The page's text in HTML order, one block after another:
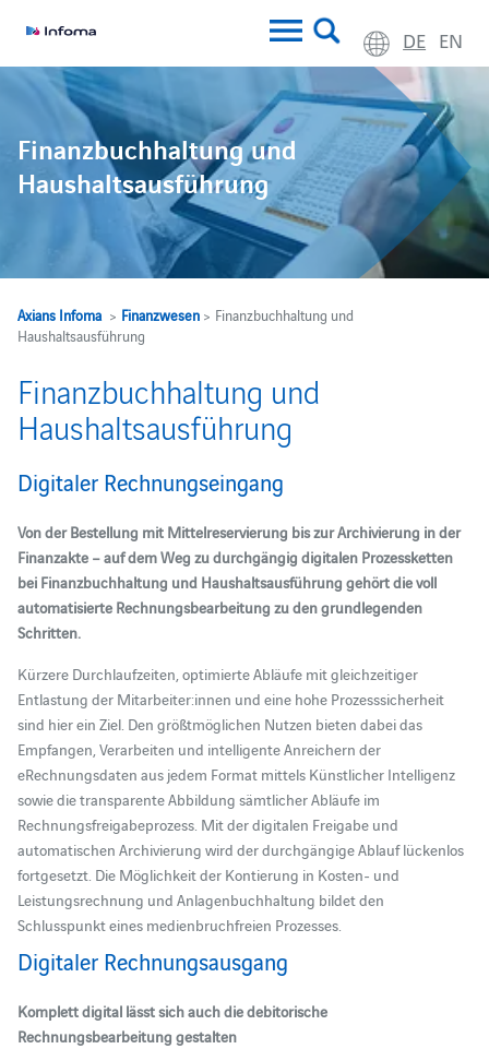
DE EN
Finanzbuchhaltung und
Haushaltsausführung
Axians Infoma> Finanzwesen> Finanzbuchhaltung und
Haushaltsausführung
Finanzbuchhaltung und
Haushaltsausführung
Digitaler Rechnungseingang
Von der Bestellung mit Mittelreservierung bis zur Archivierung in der
Finanzakte – auf dem Weg zu durchgängig digitalen Prozessketten
bei Finanzbuchhaltung und Haushaltsausführung gehört die voll
automatisierte Rechnungsbearbeitung zu den grundlegenden
Schritten.
Kürzere Durchlaufzeiten, optimierte Abläufe mit gleichzeitiger
Entlastung der Mitarbeiter:innen und eine hohe Prozesssicherheit
sind hier ein Ziel. Den größtmöglichen Nutzen bieten dabei das
Empfangen, Verarbeiten und intelligente Anreichern der
eRechnungsdaten aus jedem Format mittels Künstlicher Intelligenz
sowie die transparente Abbildung sämtlicher Abläufe im
Rechnungsfreigabeprozess. Mit der digitalen Freigabe und
automatischen Archivierung wird der durchgängige Ablauf lückenlos
fortgesetzt. Die Möglichkeit der Kontierung in Kosten- und
Leistungsrechnung und Anlagenbuchhaltung bildet den
Schlusspunkt eines medienbruchfreien Prozesses.
Digitaler Rechnungsausgang
Komplett digital lässt sich auch die debitorische
Rechnungsbearbeitung gestalten